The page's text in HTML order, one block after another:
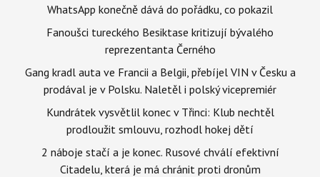
WhatsApp konečně dává do pořádku, co pokazil
Fanoušci tureckého Besiktase kritizují bývalého
reprezentanta Černého
Gang kradl auta ve Francii a Belgii, přebíjel VIN v Česku a
prodával je v Polsku. Naletěl i polský vicepremiér
Kundrátek vysvětlil konec v Třinci: Klub nechtěl
prodloužit smlouvu, rozhodl hokej dětí
2 náboje stačí a je konec. Rusové chválí efektivní
Citadelu, která je má chránit proti dronům